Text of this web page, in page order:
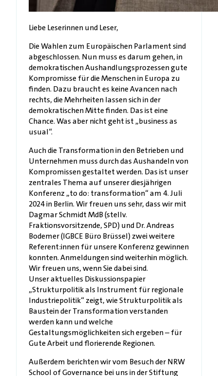
Liebe Leserinnen und Leser,
Die Wahlen zum Europäischen Parlament sind
abgeschlossen. Nun muss es darum gehen, in
demokratischen Aushandlungsprozessen gute
Kompromisse für die Menschen in Europa zu
finden. Dazu braucht es keine Avancen nach
rechts, die Mehrheiten lassen sich in der
demokratischen Mitte finden. Das ist eine
Chance. Was aber nicht geht ist „business as
usual“.
Auch die Transformation in den Betrieben und
Unternehmen muss durch das Aushandeln von
Kompromissen gestaltet werden. Das ist unser
zentrales Thema auf unserer diesjährigen
Konferenz „to do: transformation“ am 4. Juli
2024 in Berlin. Wir freuen uns sehr, dass wir mit
Dagmar Schmidt MdB (stellv.
Fraktionsvorsitzende, SPD) und Dr. Andreas
Bodemer (IGBCE Büro Brüssel) zwei weitere
Referent:innen für unsere Konferenz gewinnen
konnten. Anmeldungen sind weiterhin möglich.
Wir freuen uns, wenn Sie dabei sind.
Unser aktuelles Diskussionspapier
„Strukturpolitik als Instrument für regionale
Industriepolitik“ zeigt, wie Strukturpolitik als
Baustein der Transformation verstanden
werden kann und welche
Gestaltungsmöglichkeiten sich ergeben – für
Gute Arbeit und florierende Regionen.
Außerdem berichten wir vom Besuch der NRW
School of Governance bei uns in der Stiftung